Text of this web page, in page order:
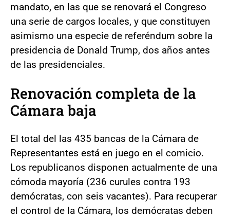
mandato, en las que se renovará el Congreso
una serie de cargos locales, y que constituyen
asimismo una especie de referéndum sobre la
presidencia de Donald Trump, dos años antes
de las presidenciales.
Renovación completa de la
Cámara baja
El total del las 435 bancas de la Cámara de
Representantes está en juego en el comicio.
Los republicanos disponen actualmente de una
cómoda mayoría (236 curules contra 193
demócratas, con seis vacantes). Para recuperar
el control de la Cámara, los demócratas deben